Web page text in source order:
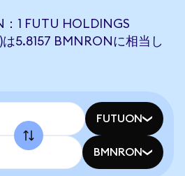
1 FUTU HOLDINGS
5.8157 BMNRONに相当し
FUTUON
BMNRON